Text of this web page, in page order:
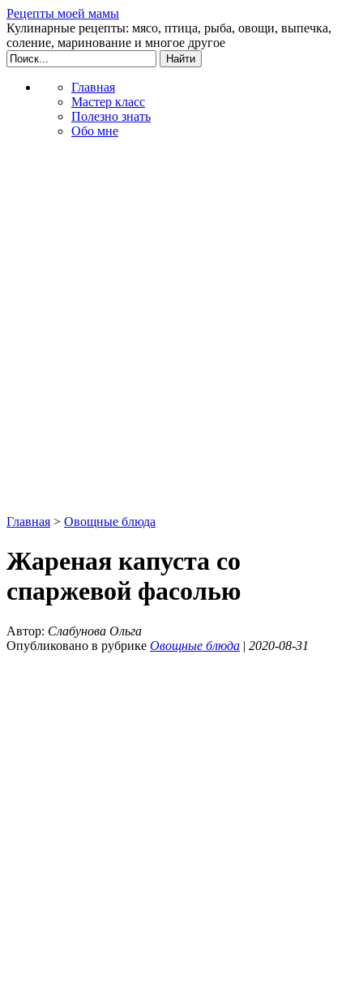
Рецепты моей мамы
Кулинарные рецепты: мясо, птица, рыба, овощи, выпечка,
соление, маринование и многое другое
Главная
Мастер класс
Полезно знать
Обо мне
Главная > Овощные блюда
Жареная капуста со
спаржевой фасолью
Автор: Слабунова Ольга
Опубликовано в рубрике Овощные блюда | 2020-08-31